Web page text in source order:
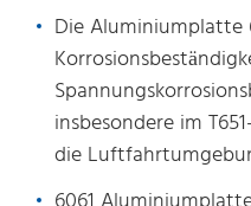
Die Aluminiumplatte
insbesondere im
die